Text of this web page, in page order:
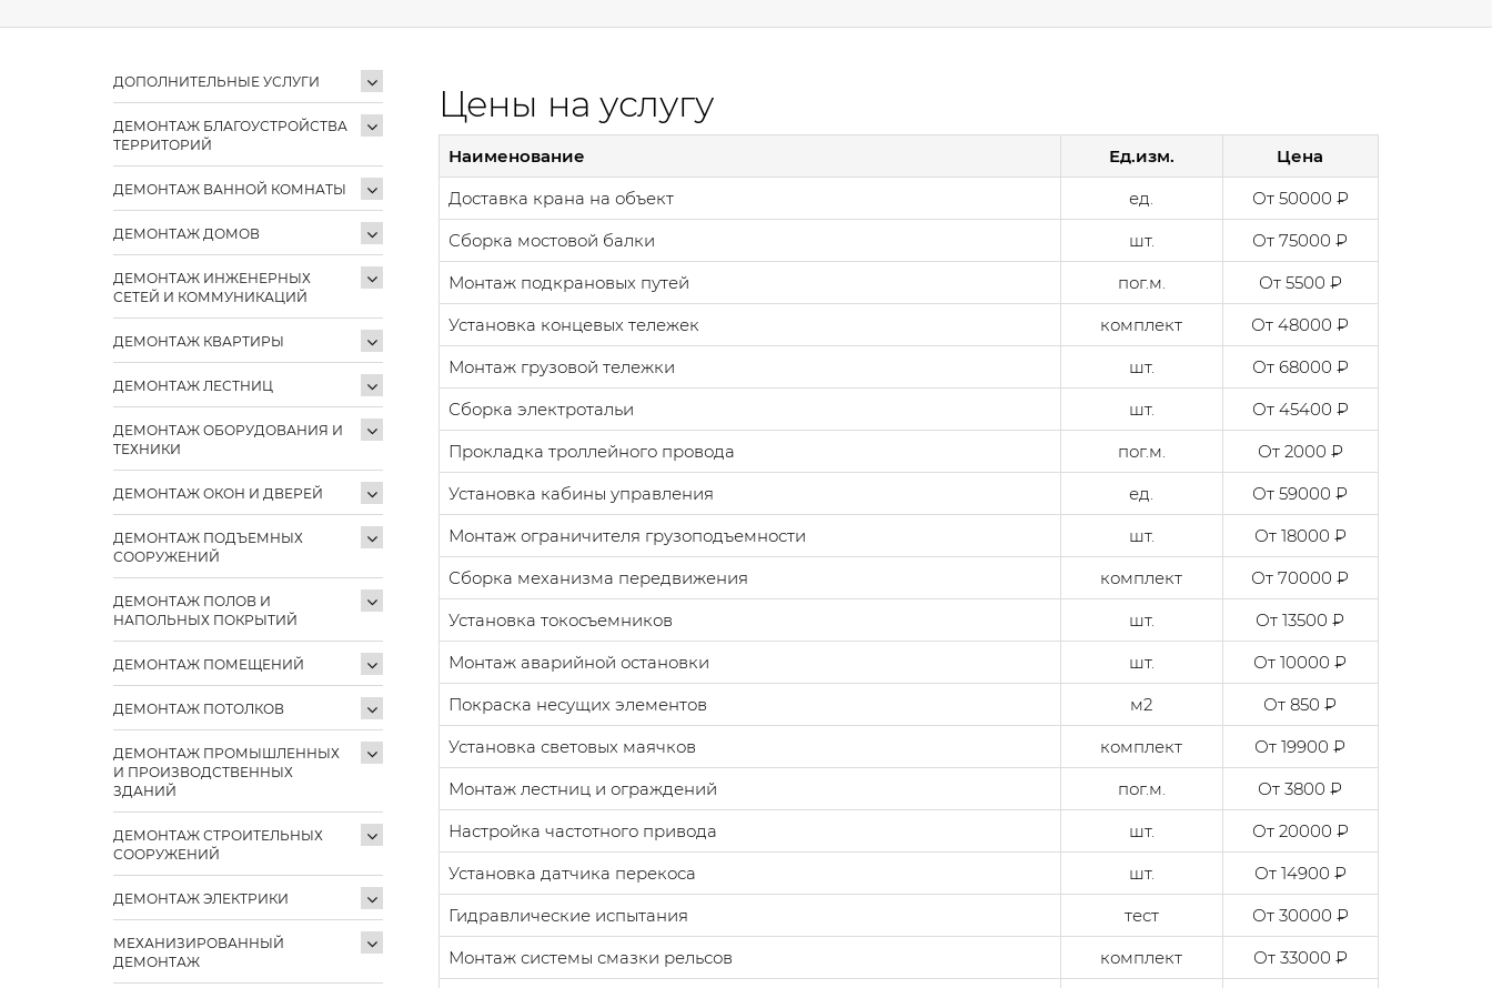
ДОПОЛНИТЕЛЬНЫЕ УСЛУГИ
ДЕМОНТАЖ БЛАГОУСТРОЙСТВА
ТЕРРИТОРИЙ
ДЕМОНТАЖ ВАННОЙ КОМНАТЫ
ДЕМОНТАЖ ДОМОВ
ДЕМОНТАЖ ИНЖЕНЕРНЫХ
СЕТЕЙ И КОММУНИКАЦИЙ
ДЕМОНТАЖ КВАРТИРЫ
ДЕМОНТАЖ ЛЕСТНИЦ
ДЕМОНТАЖ ОБОРУДОВАНИЯ И
ТЕХНИКИ
ДЕМОНТАЖ ОКОН И ДВЕРЕЙ
ДЕМОНТАЖ ПОДЪЕМНЫХ
СООРУЖЕНИЙ
ДЕМОНТАЖ ПОЛОВ И
НАПОЛЬНЫХ ПОКРЫТИЙ
ДЕМОНТАЖ ПОМЕЩЕНИЙ
ДЕМОНТАЖ ПОТОЛКОВ
ДЕМОНТАЖ ПРОМЫШЛЕННЫХ
И ПРОИЗВОДСТВЕННЫХ
ЗДАНИЙ
ДЕМОНТАЖ СТРОИТЕЛЬНЫХ
СООРУЖЕНИЙ
ДЕМОНТАЖ ЭЛЕКТРИКИ
МЕХАНИЗИРОВАННЫЙ
ДЕМОНТАЖ
Цены на услугу
Наименование Ед.изм.
Цена
Доставка крана на объект
ед.
От 50000 ₽
Сборка мостовой балки
шт.
От 75000 ₽
Монтаж подкрановых путей
пог.м.
От 5500 ₽
Установка концевых тележек
комплект
От 48000 ₽
Монтаж грузовой тележки
шт.
От 68000 ₽
Сборка электротальи
шт.
От 45400 ₽
Прокладка троллейного провода
пог.м.
От 2000 ₽
Установка кабины управления
ед.
От 59000 ₽
Монтаж ограничителя грузоподъемности
шт.
От 18000 ₽
Сборка механизма передвижения
комплект
От 70000 ₽
Установка токосъемников
шт.
От 13500 ₽
Монтаж аварийной остановки
шт.
От 10000 ₽
Покраска несущих элементов
м2
От 850 ₽
Установка световых маячков
комплект
От 19900 ₽
Монтаж лестниц и ограждений
пог.м.
От 3800 ₽
Настройка частотного привода
шт.
От 20000 ₽
Установка датчика перекоса
шт.
От 14900 ₽
Гидравлические испытания
тест
От 30000 ₽
Монтаж системы смазки рельсов
комплект
От 33000 ₽